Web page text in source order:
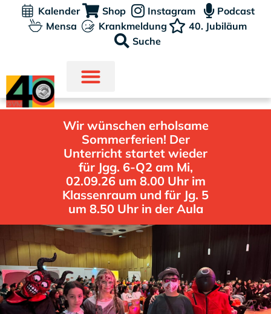
Kalender Shop Instagram
Podcast
Mensa
Krankmeldung
40. Jubiläum
Suche
Wir wünschen erholsame
Sommerferien! Der
Unterricht startet wieder
für Jgg. 6-Q2 am Mi,
02.09.26 um 8.00 Uhr im
Klassenraum und für Jg. 5
um 8.50 Uhr in der Aula